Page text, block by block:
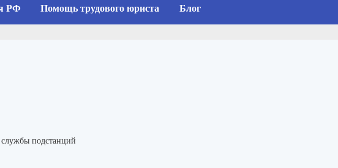
РФ Помощь трудового юриста Блог
подстанций